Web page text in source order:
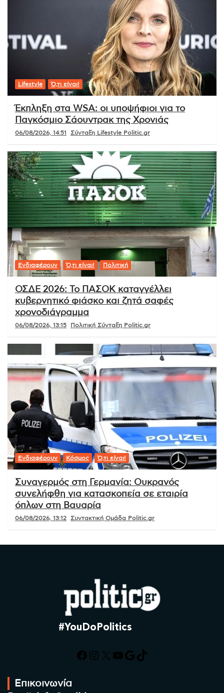
Lifestyle Ό,τι είναι!
Έκπληξη στα WSA: οι υποψήφιοι για το
Παγκόσμιο Σάουντρακ της Χρονιάς
06/08/2026, 14:51 Σύνταξη Lifestyle Politic.gr
Ενδιαφέρουν Ό,τι είναι! Πολιτική
ΟΣΔΕ 2026: Το ΠΑΣΟΚ καταγγέλλει
κυβερνητικό φιάσκο και ζητά σαφές
χρονοδιάγραμμα
06/08/2026, 13:15 Πολιτική Σύνταξη Politic.gr
Ενδιαφέρουν Κόσμος Ό,τι είναι!
Συναγερμός στη Γερμανία: Ουκρανός
συνελήφθη για κατασκοπεία σε εταιρία
όπλων στη Βαυαρία
06/08/2026, 13:12 Συντακτική Ομάδα Politic.gr
#YouDoPolitics
Facebook
Instagram
X YouTube
Google
TikTok
Επικοινωνία